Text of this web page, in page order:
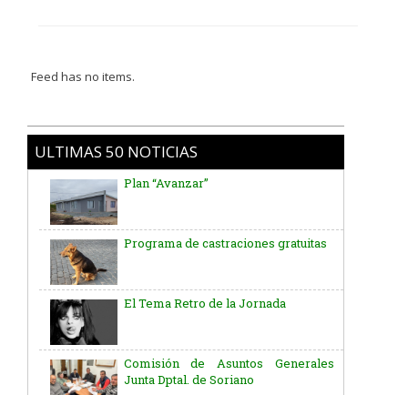
Feed has no items.
ULTIMAS 50 NOTICIAS
Plan “Avanzar”
Programa de castraciones gratuitas
El Tema Retro de la Jornada
Comisión de Asuntos Generales
Aniversario del Natalicio del Gral.
José G. Artigas